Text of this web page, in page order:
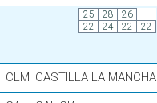
25 28
26
22
24 22 22
CLM CASTILLA LA MANCHA